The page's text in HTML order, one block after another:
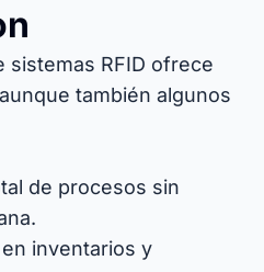
sistemas RFID ofrece
también algunos
de procesos sin
inventarios y